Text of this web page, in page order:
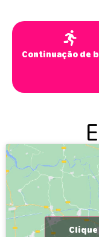
Continuação de